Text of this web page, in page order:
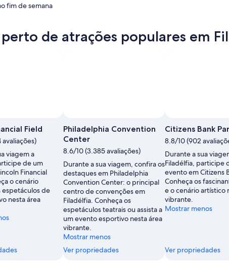
fim de semana
de atrações populares em
Field
avaliações)
viagem a
de um
Financial
o cenário
espetáculos de
nesta área
Philadelphia Convention
Center
8.6/10 (3.385 avaliações)
Durante a sua viagem, confira os
destaques em Philadelphia
Convention Center: o principal
centro de convenções em
Filadélfia. Conheça os
espetáculos teatrais ou assista a
um evento esportivo nesta área
vibrante.
Mostrar menos
Ver propriedades
Citizens Bank
8.8/10 (902
Durante a sua
Filadélfia, participe
evento em Citizens
Conheça os
e o cenário artístico
vibrante.
Mostrar menos
Ver propriedades